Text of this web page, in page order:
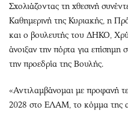
Σχολιάζοντας τη χθεσινή
Καθημερινή της Κυριακής, η
και ο βουλευτής του ΔΗΚΟ,
άνοιξαν την πόρτα για
την προεδρία της Βουλής.
«Αντιλαμβάνομαι με προφανή
2028 στο ΕΛΑΜ, το κόμμα της